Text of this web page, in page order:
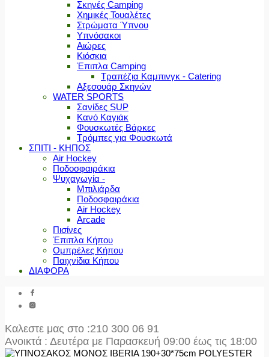
Σκηνές Camping
Χημικές Τουαλέτες
Στρώματα Ύπνου
Υπνόσακοι
Αιώρες
Κιόσκια
Έπιπλα Camping
Τραπέζια Καμπινγκ - Catering
Αξεσουάρ Σκηνών
WATER SPORTS
Σανίδες SUP
Κανό Καγιάκ
Φουσκωτές Βάρκες
Τρόμπες για Φουσκωτά
ΣΠΙΤΙ - ΚΗΠΟΣ
Air Hockey
Ποδοσφαιράκια
Ψυχαγωγία -
Μπιλιάρδα
Ποδοσφαιράκια
Air Hockey
Arcade
Πισίνες
Έπιπλα Κήπου
Ομπρέλες Κήπου
Παιχνίδια Κήπου
ΔΙΑΦΟΡΑ
Καλεστε μας στο :210 300 06 91
Ανοικτά : Δευτέρα με Παρασκευή 09:00 έως τις 18:00